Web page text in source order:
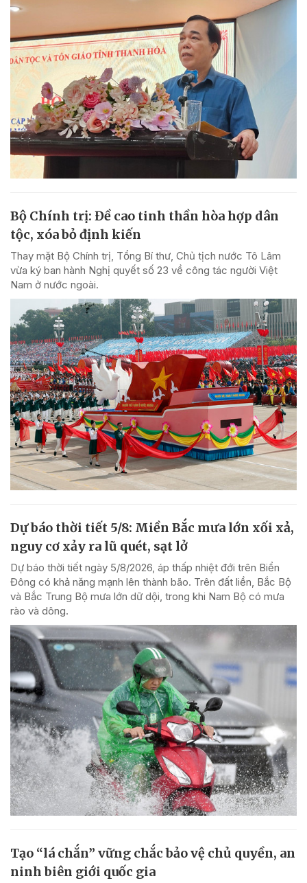
Bộ Chính trị: Đề cao tinh thần hòa hợp dân
tộc, xóa bỏ định kiến
Thay mặt Bộ Chính trị, Tổng Bí thư, Chủ tịch nước Tô Lâm
vừa ký ban hành Nghị quyết số 23 về công tác người Việt
Nam ở nước ngoài.
Dự báo thời tiết 5/8: Miền Bắc mưa lớn xối xả,
nguy cơ xảy ra lũ quét, sạt lở
Dự báo thời tiết ngày 5/8/2026, áp thấp nhiệt đới trên Biển
Đông có khả năng mạnh lên thành bão. Trên đất liền, Bắc Bộ
và Bắc Trung Bộ mưa lớn dữ dội, trong khi Nam Bộ có mưa
rào và dông.
Tạo “lá chắn” vững chắc bảo vệ chủ quyền, an
ninh biên giới quốc gia